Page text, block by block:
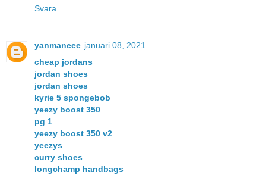
Svara
yanmaneee januari 08, 2021
cheap jordans
jordan shoes
jordan shoes
kyrie 5 spongebob
yeezy boost 350
pg 1
yeezy boost 350 v2
yeezys
curry shoes
longchamp handbags